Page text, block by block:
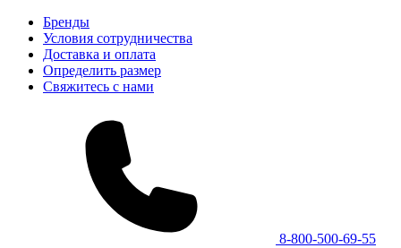
Бренды
Условия сотрудничества
Доставка и оплата
Определить размер
Свяжитесь с нами
8-800-500-69-55